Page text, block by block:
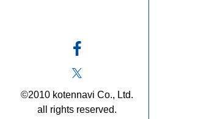
©2010 kotennavi Co., Ltd.
all rights reserved.